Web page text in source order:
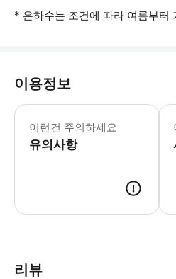
* 은하수는 조건에 따라 여름부터
이용정보
이런건 주의하세요
유의사항
•
리뷰